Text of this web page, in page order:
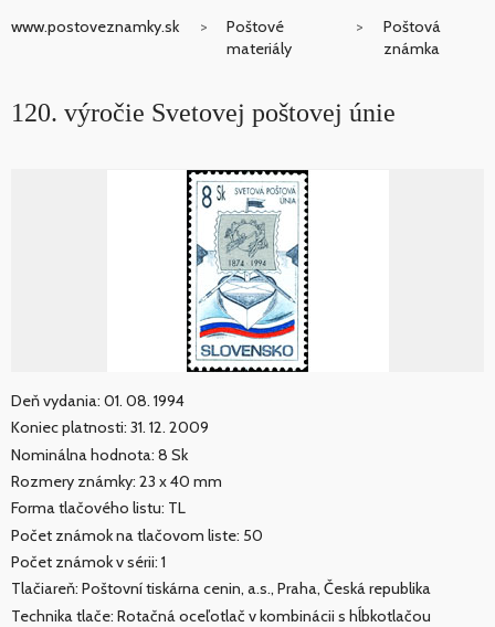
www.postoveznamky.sk
Poštové
materiály
Poštová
známka
120. výročie Svetovej poštovej únie
Deň vydania: 01. 08. 1994
Koniec platnosti: 31. 12. 2009
Nominálna hodnota: 8 Sk
Rozmery známky: 23 x 40 mm
Forma tlačového listu: TL
Počet známok na tlačovom liste: 50
Počet známok v sérii: 1
Tlačiareň: Poštovní tiskárna cenin, a.s., Praha, Česká republika
Technika tlače: Rotačná oceľotlač v kombinácii s hĺbkotlačou